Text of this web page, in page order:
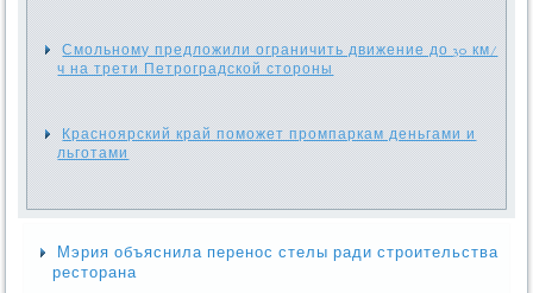
Смольному предложили ограничить движение до 30 км/
ч на трети Петроградской стороны
Красноярский край поможет промпаркам деньгами и
льготами
Мэрия объяснила перенос стелы ради строительства
ресторана